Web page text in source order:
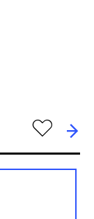
→ Modal Stencil
h